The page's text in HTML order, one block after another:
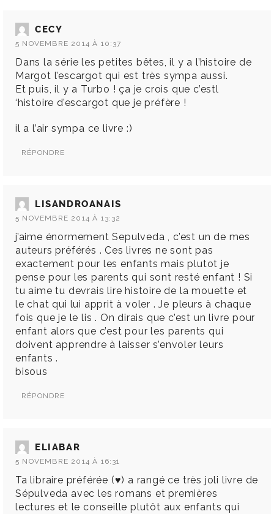
CECY
5 NOVEMBRE 2014 À 10:37
Dans la série les petites bêtes, il y a l’histoire de
Margot l’escargot qui est très sympa aussi.
Et puis, il y a Turbo ! ça je crois que c’estl
‘histoire d’escargot que je préfère !
il a l’air sympa ce livre :)
RÉPONDRE
LISANDROANAIS
5 NOVEMBRE 2014 À 13:32
j’aime énormement Sepulveda , c’est un de mes
auteurs préférés . Ces livres ne sont pas
exactement pour les enfants mais plutot je
pense pour les parents qui sont resté enfant ! Si
tu aime tu devrais lire histoire de la mouette et
le chat qui lui apprit à voler . Je pleurs à chaque
fois que je le lis . On dirais que c’est un livre pour
enfant alors que c’est pour les parents qui
doivent apprendre à laisser s’envoler leurs
enfants .
bisous
RÉPONDRE
ELIABAR
5 NOVEMBRE 2014 À 16:31
Ta libraire préférée (♥) a rangé ce très joli livre de
Sépulveda avec les romans et premières
lectures et le conseille plutôt aux enfants qui